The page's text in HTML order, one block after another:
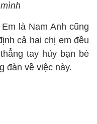
là Nam Anh cũng
cả hai chị em đều
tay hủy bạn bè
đàn về việc này.